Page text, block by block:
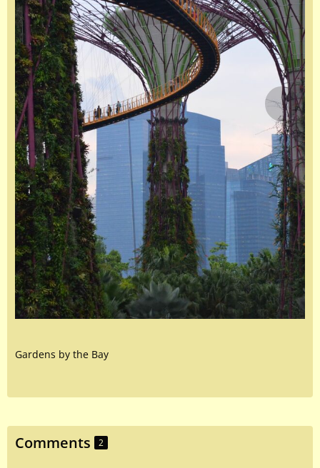
Gardens by the Bay
Comments 2